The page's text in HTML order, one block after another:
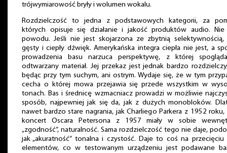
trójwymiarowość bryły i wolumen wokalu.
Rozdzielczość to jedna z podstawowych kategorii, za
których opisuje się działanie i jakość produktów audio.
powodu. Jeśli nie jest skojarzona ze zbytnią selektywnością,
gęsty i ciepły dźwięk. Amerykańska integra ciepła nie jest, a
prowadzenia basu narzuca perspektywę, z której
odtwarzany materiał. Jej przekaz jest jednak bardzo
będąc przy tym suchym, ani ostrym. Wydaje się, że w tym
cecha o której mowa przejawia się przede wszystkim w
tonach. Bas i średnicę wzmacniacz prowadzi w możliwie
sposób, najpewniej jak się da, jak z dużych monobloków.
nawet bardzo stare nagrania, jak Charliego Parkera z 1952 roku,
koncert Oscara Petersona z 1957 miały w sobie
„zgodność”, naturalność. Sama rozdzielczość tego nie daje,
jak „akuratność” tonalna i czystość. Daje to coś na przecięciu
elementów, co w testowanym urządzeniu jest podawane